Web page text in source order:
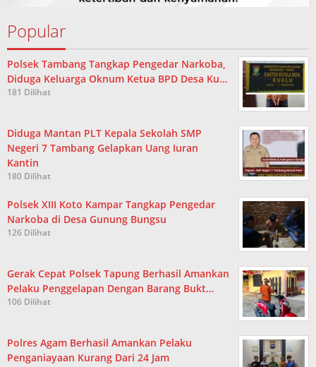
Popular
Polsek Tambang Tangkap Pengedar Narkoba,
Diduga Keluarga Oknum Ketua BPD Desa Ku…
181 Dilihat
Diduga Mantan PLT Kepala Sekolah SMP
Negeri 7 Tambang Gelapkan Uang Iuran
Kantin
180 Dilihat
Polsek XIII Koto Kampar Tangkap Pengedar
Narkoba di Desa Gunung Bungsu
126 Dilihat
Gerak Cepat Polsek Tapung Berhasil Amankan
Pelaku Penggelapan Dengan Barang Bukt…
106 Dilihat
Polres Agam Berhasil Amankan Pelaku
Penganiayaan Kurang Dari 24 Jam